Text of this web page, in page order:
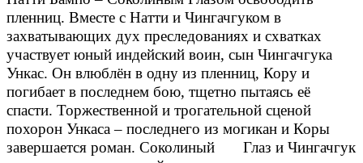
пленниц. Вместе с Натти и Чингачгуком в
захватывающих дух преследованиях и схватках
участвует юный индейский воин, сын Чингачгука
Ункас. Он влюблён в одну из пленниц, Кору и
погибает в последнем бою, тщетно пытаясь её
спасти. Торжественной и трогательной сценой
похорон Ункаса – последнего из могикан и Коры
завершается роман. Соколиный Глаз и Чингачгук